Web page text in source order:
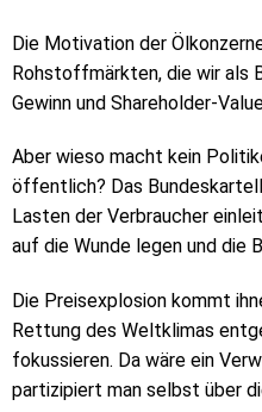
Die Motivation der
Rohstoffmärkten, die wir als
Gewinn und Shareholder-
Aber wieso macht kein
öffentlich? Das
Lasten der Verbraucher
auf die Wunde legen und die
Die Preisexplosion kommt
Rettung des Weltklimas
fokussieren. Da wäre ein
partizipiert man selbst über